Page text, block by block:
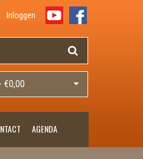
Inloggen
€0,00
AGENDA